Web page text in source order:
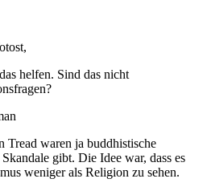
helfen. Sind das nicht
Tread waren ja buddhistische
gibt. Die Idee war, dass es
weniger als Religion zu sehen.